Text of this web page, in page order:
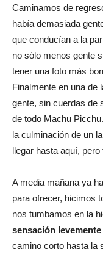
Caminamos de
había demasiada
que conducían a la
no sólo menos gente
tener una foto más
Finalmente en una de
gente, sin cuerdas de
de todo Machu Picchu.
la culminación de un
llegar hasta aquí,
A media mañana ya
para ofrecer, hicimos
nos tumbamos en la
sensación
camino corto hasta la